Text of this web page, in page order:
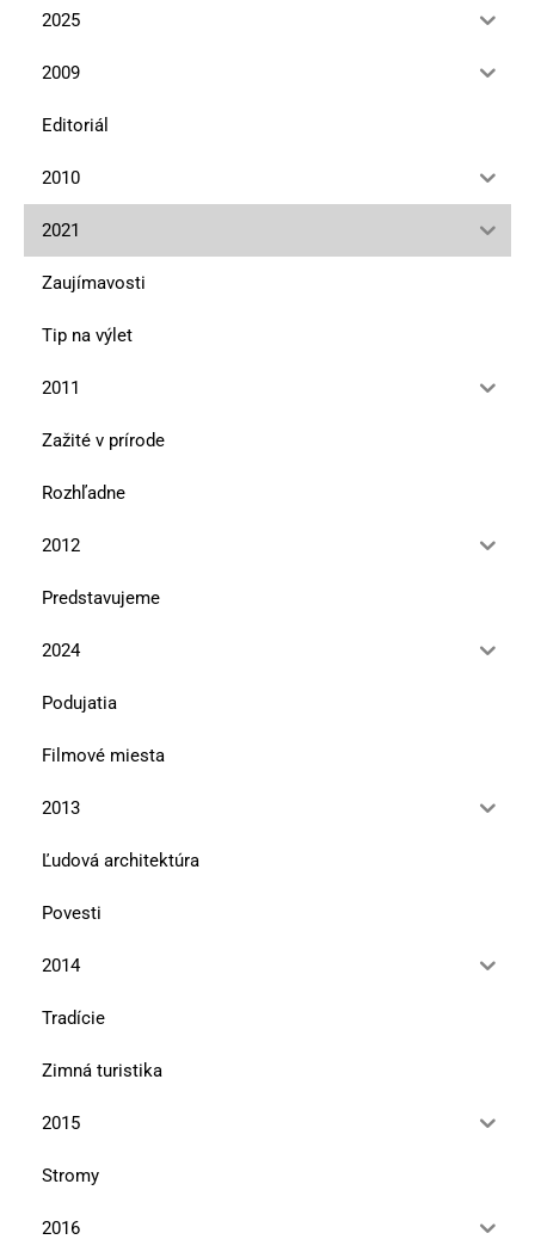
2025
2009
Editoriál
2010
2021
Zaujímavosti
Tip na výlet
2011
Zažité v prírode
Rozhľadne
2012
Predstavujeme
2024
Podujatia
Filmové miesta
2013
Ľudová architektúra
Povesti
2014
Tradície
Zimná turistika
2015
Stromy
2016